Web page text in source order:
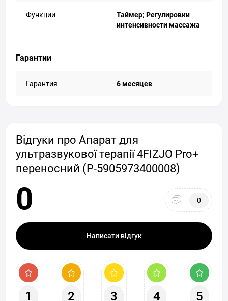
Функции
Таймер; Регулировки
интенсивности массажа
Гарантии
Гарантия 6 месяцев
Відгуки про Апарат для
ультразвукової терапії 4FIZJO Pro+
переносний (P-5905973400008)
0 0
Написати відгук
1 2 3 4 5